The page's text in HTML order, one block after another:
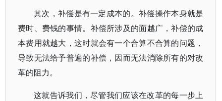
其次，补偿是有一定成本的。补偿操作本身就是
费时、费钱的事情。补偿所涉及的面越广，补偿的成
本费用就越大，这时就会有一个合算不合算的问题，
导致无法给予普遍的补偿，因而无法消除所有的对改
革的阻力。
这就告诉我们，尽管我们应该在改革的每一步上